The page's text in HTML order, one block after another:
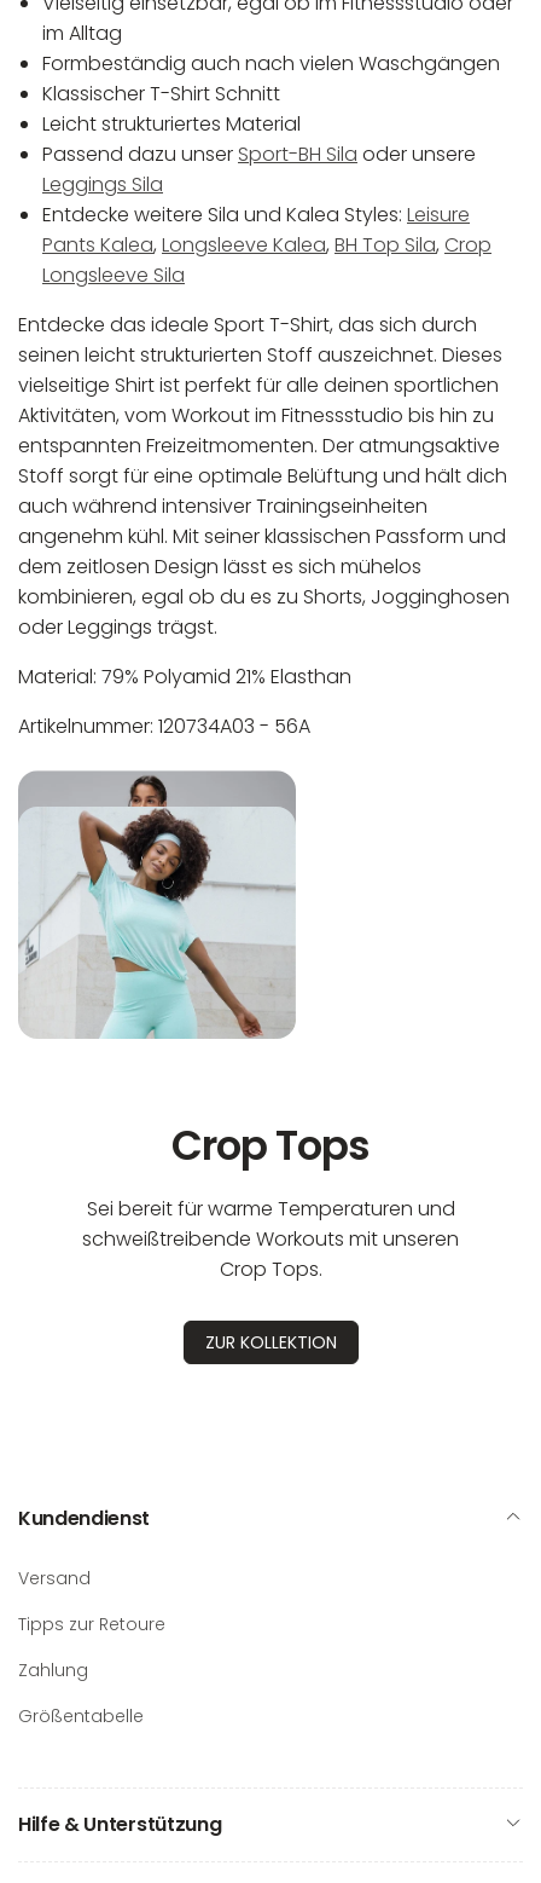
im Alltag
Formbeständig auch nach vielen Waschgängen
Klassischer T-Shirt Schnitt
Leicht strukturiertes Material
Passend dazu unser Sport-BH Sila oder unsere
Leggings Sila
Entdecke weitere Sila und Kalea Styles: Leisure
Pants Kalea, Longsleeve Kalea, BH Top Sila, Crop
Longsleeve Sila
Entdecke das ideale Sport T-Shirt, das sich durch
seinen leicht strukturierten Stoff auszeichnet. Dieses
vielseitige Shirt ist perfekt für alle deinen sportlichen
Aktivitäten, vom Workout im Fitnessstudio bis hin zu
entspannten Freizeitmomenten. Der atmungsaktive
Stoff sorgt für eine optimale Belüftung und hält dich
auch während intensiver Trainingseinheiten
angenehm kühl. Mit seiner klassischen Passform und
dem zeitlosen Design lässt es sich mühelos
kombinieren, egal ob du es zu Shorts, Jogginghosen
oder Leggings trägst.
Material: 79% Polyamid 21% Elasthan
Artikelnummer: 120734A03 - 56A
Maschinenwäsche bis 30°C
Nicht bleichen
Nicht bügeln
Nicht trocknergeeignet
In der EU niedergelassener verantwortlicher
Wirtschaftsakteur:
Crop Tops
Sei bereit für warme Temperaturen und
schweißtreibende Workouts mit unseren
Crop Tops.
ZUR KOLLEKTION
Kundendienst
Versand
Tipps zur Retoure
Zahlung
Größentabelle
Hilfe & Unterstützung